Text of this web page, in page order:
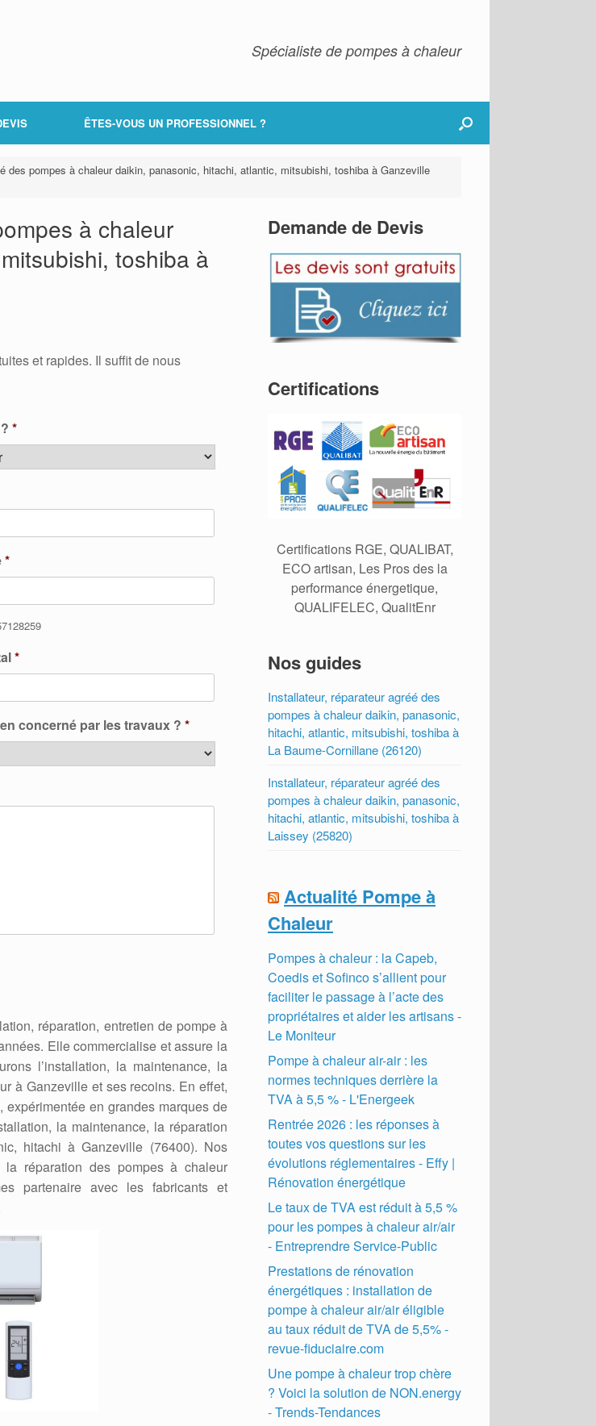
Spécialiste de pompes à chaleur
ÊTES-VOUS UN PROFESSIONNEL ?
des pompes à chaleur daikin, panasonic, hitachi, atlantic, mitsubishi, toshiba à Ganzeville
à chaleur
toshiba à
et rapides. Il suffit de nous
*
*
*
concerné par les travaux ? *
réparation, entretien de pompe à
Elle commercialise et assure la
l’installation, la maintenance, la
à Ganzeville et ses recoins. En effet,
expérimentée en grandes marques de
la maintenance, la réparation
hitachi à Ganzeville (76400). Nos
la réparation des pompes à chaleur
partenaire avec les fabricants et
Demande de Devis
Certifications
Certifications RGE, QUALIBAT,
ECO artisan, Les Pros des la
performance énergetique,
QUALIFELEC, QualitEnr
Nos guides
Installateur, réparateur agréé des
pompes à chaleur daikin, panasonic,
hitachi, atlantic, mitsubishi, toshiba à
La Baume-Cornillane (26120)
Installateur, réparateur agréé des
pompes à chaleur daikin, panasonic,
hitachi, atlantic, mitsubishi, toshiba à
Laissey (25820)
Actualité Pompe à
Chaleur
Pompes à chaleur : la Capeb,
Coedis et Sofinco s’allient pour
faciliter le passage à l’acte des
propriétaires et aider les artisans -
Le Moniteur
Pompe à chaleur air-air : les
normes techniques derrière la
TVA à 5,5 % - L'Energeek
Rentrée 2026 : les réponses à
toutes vos questions sur les
évolutions réglementaires - Effy |
Rénovation énergétique
Le taux de TVA est réduit à 5,5 %
pour les pompes à chaleur air/air
- Entreprendre Service-Public
Prestations de rénovation
énergétiques : installation de
pompe à chaleur air/air éligible
au taux réduit de TVA de 5,5% -
revue-fiduciaire.com
Une pompe à chaleur trop chère
? Voici la solution de NON.energy
- Trends-Tendances